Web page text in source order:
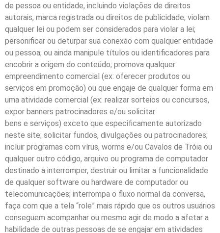
de pessoa ou entidade, incluindo violações de direitos
autorais, marca registrada ou direitos de publicidade; violam
qualquer lei ou podem ser considerados para violar a lei;
personificar ou deturpar sua conexão com qualquer entidade
ou pessoa; ou ainda manipule títulos ou identificadores para
encobrir a origem do conteúdo; promova qualquer
empreendimento comercial (ex: oferecer produtos ou
serviços em promoção) ou que engaje de qualquer forma em
uma atividade comercial (ex: realizar sorteios ou concursos,
expor banners patrocinadores e/ou solicitar
bens e serviços) exceto que especificamente autorizado
neste site; solicitar fundos, divulgações ou patrocinadores;
incluir programas com vírus, worms e/ou Cavalos de Tróia ou
qualquer outro código, arquivo ou programa de computador
destinado a interromper, destruir ou limitar a funcionalidade
de qualquer software ou hardware de computador ou
telecomunicações; interrompa o fluxo normal da conversa,
faça com que a tela “role” mais rápido que os outros usuários
conseguem acompanhar ou mesmo agir de modo a afetar a
habilidade de outras pessoas de se engajar em atividades